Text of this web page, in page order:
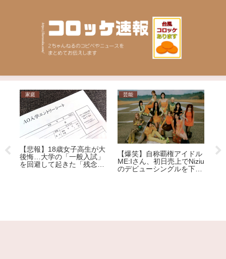
家庭
【悲報】18歳女子高生が大
後悔…大学の「一般入試」
を回避して起きた「残念す
芸能
【爆笑】自称覇権アイドル
ME:Iさん、初日売上でNiziu
のデビューシングルを下回
【